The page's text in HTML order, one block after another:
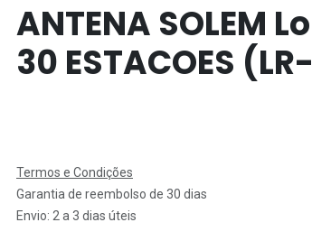
ANTENA SOLEM
30 ESTACOES
Termos e Condições
Garantia de reembolso de 30 dias
Envio: 2 a 3 dias úteis